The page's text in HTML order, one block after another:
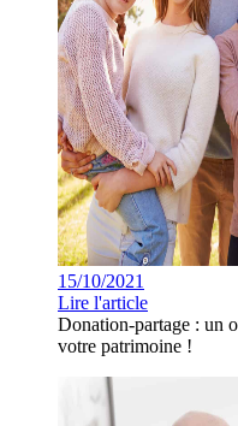
15/10/2021
Lire l'article
Donation-partage : un
votre patrimoine !